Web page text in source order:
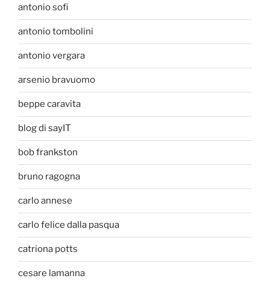
antonio sofi
antonio tombolini
antonio vergara
arsenio bravuomo
beppe caravita
blog di sayIT
bob frankston
bruno ragogna
carlo annese
carlo felice dalla pasqua
catriona potts
cesare lamanna